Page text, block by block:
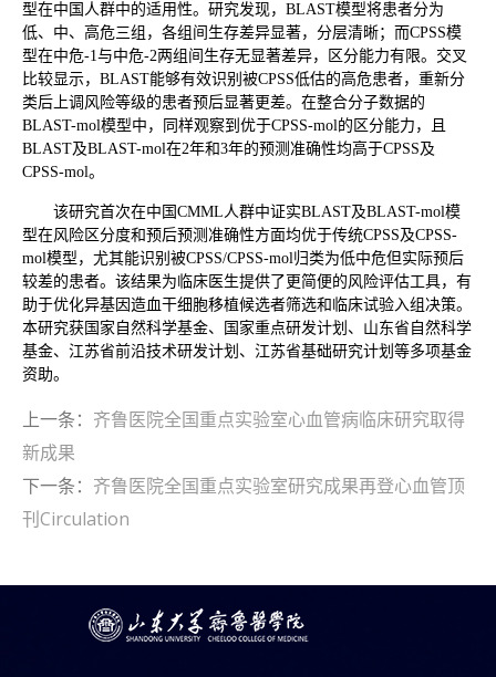
型在中国人群中的适用性。研究发现，BLAST模型将患者分为
低、中、高危三组，各组间生存差异显著，分层清晰；而CPSS模
型在中危-1与中危-2两组间生存无显著差异，区分能力有限。交叉
比较显示，BLAST能够有效识别被CPSS低估的高危患者，重新分
类后上调风险等级的患者预后显著更差。在整合分子数据的
BLAST-mol模型中，同样观察到优于CPSS-mol的区分能力，且
BLAST及BLAST-mol在2年和3年的预测准确性均高于CPSS及
CPSS-mol。
该研究首次在中国CMML人群中证实BLAST及BLAST-mol模
型在风险区分度和预后预测准确性方面均优于传统CPSS及CPSS-
mol模型，尤其能识别被CPSS/CPSS-mol归类为低中危但实际预后
较差的患者。该结果为临床医生提供了更简便的风险评估工具，有
助于优化异基因造血干细胞移植候选者筛选和临床试验入组决策。
本研究获国家自然科学基金、国家重点研发计划、山东省自然科学
基金、江苏省前沿技术研发计划、江苏省基础研究计划等多项基金
资助。
上一条： 齐鲁医院全国重点实验室心血管病临床研究取得
新成果
下一条： 齐鲁医院全国重点实验室研究成果再登心血管顶
刊Circulation